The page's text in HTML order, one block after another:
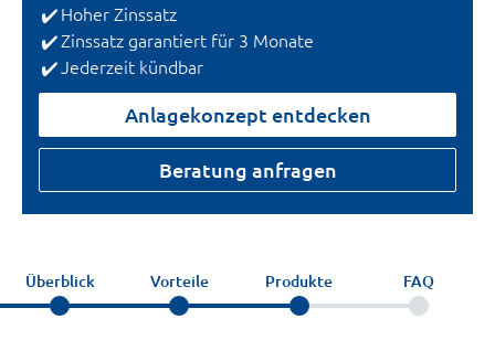
Hoher Zinssatz
Zinssatz garantiert für 3 Monate
Jederzeit kündbar
Anlagekonzept entdecken
Beratung anfragen
Überblick Vorteile Produkte FAQ